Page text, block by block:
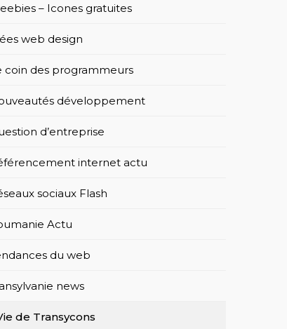
– Icones gratuites
web design
coin des programmeurs
développement
d’entreprise
internet actu
sociaux Flash
Actu
du web
news
de Transycons